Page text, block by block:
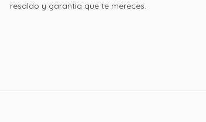
resaldo y garantia que te mereces.